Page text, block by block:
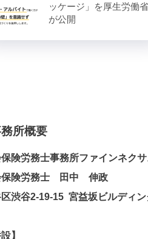
ッケージ」を厚生労働省
が公開
所概要
険労務士事務所ファインネクサ
保険労務士 田中 伸政
渋谷2-19-15 宮益坂ビルディ
】